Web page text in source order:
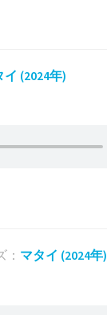
イ (2024年)
： マタイ (2024年)